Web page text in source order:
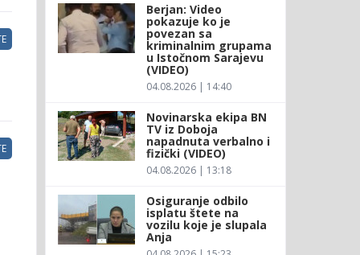
Berjan: Video
pokazuje ko je
povezan sa
kriminalnim grupama
u Istočnom Sarajevu
(VIDEO)
04.08.2026 | 14:40
Novinarska ekipa BN
TV iz Doboja
napadnuta verbalno i
fizički (VIDEO)
04.08.2026 | 13:18
Osiguranje odbilo
isplatu štete na
vozilu koje je slupala
Anja